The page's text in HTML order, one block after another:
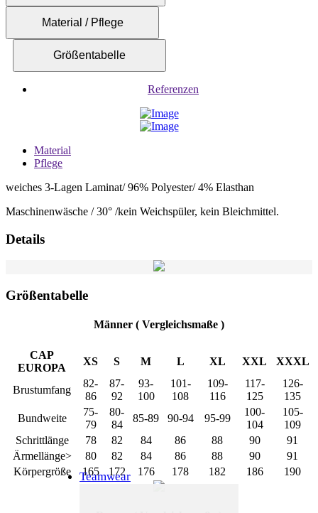
Teamwear
Material / Pflege
Größentabelle
Referenzen
Material
Pflege
weiches 3-Lagen Laminat/ 96% Polyester/ 4% Elasthan
Maschinenwäsche / 30° /kein Weichspüler, kein Bleichmittel.
Details
Größentabelle
Männer ( Vergleichsmaße )
CAP
EUROPA
XS S M L XL XXL XXXL
Brustumfang
82-
86
87-
92
93-
100
101-
108
109-
116
117-
125
126-
135
Bundweite
75-
79
80-
84
85-89 90-94 95-99
100-
104
105-
109
Schrittlänge
78 82 84 86 88 90
91
Ärmellänge>
80 82 84 86 88 90
91
Körpergröße
165 172 176 178 182 186 190